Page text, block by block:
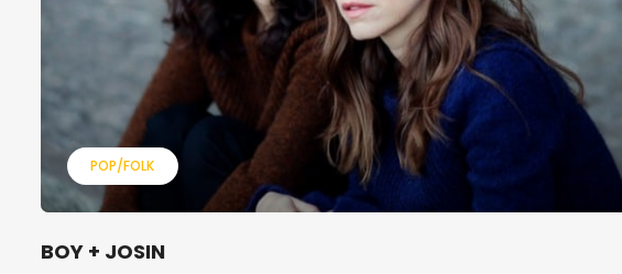
POP/FOLK
BOY + JOSIN